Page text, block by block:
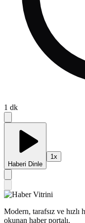
1 dk
Haberi Dinle
1x
Modern, tarafsız ve
okunan haber portalı.